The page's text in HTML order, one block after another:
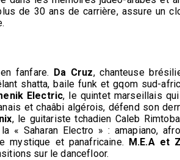
de 30 ans de carrière, assure un
fanfare. Da Cruz, chanteuse
shatta, baile funk et gqom sud-
Electric, le quintet marseillais
et chaâbi algérois, défend son
, le guitariste tchadien Caleb
« Saharan Electro » : amapiano,
mystique et panafricaine. M.E.A et
sur le dancefloor.